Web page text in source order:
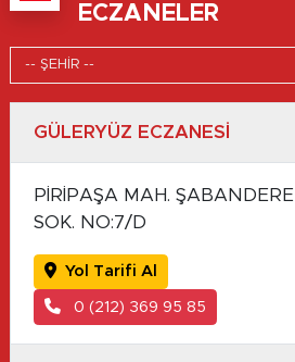
ECZANELER
GÜLERYÜZ ECZANESİ
PİRİPAŞA MAH. ŞABANDERE
SOK. NO:7/D
Yol Tarifi Al
0 (212) 369 95 85